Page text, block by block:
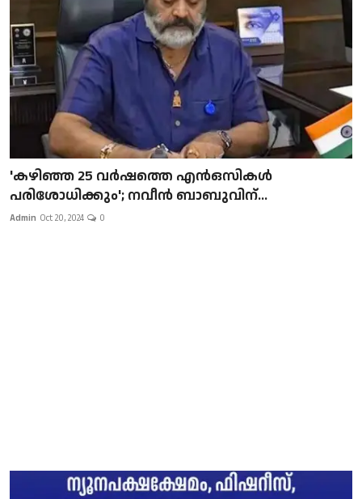
Local News
Earn Money
Tutorials
Malayalam
'കഴിഞ്ഞ 25 വർഷത്തെ എൻഒസികൾ
പരിശോധിക്കും'; നവീൻ ബാബുവിന്...
Admin Oct 20, 2024 0